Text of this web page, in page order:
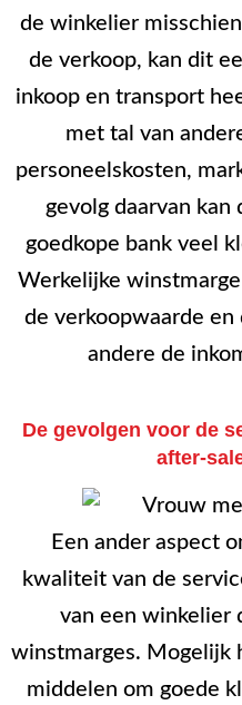
de winkelier
de verkoop, kan dit
inkoop en transport
met tal van
personeelskosten,
gevolg daarvan kan
goedkope bank veel
Werkelijke
de verkoopwaarde en
andere de
De gevolgen voor de
after-
Een ander aspect
kwaliteit van de
van een winkelier
winstmarges. Mogelijk
middelen om goede